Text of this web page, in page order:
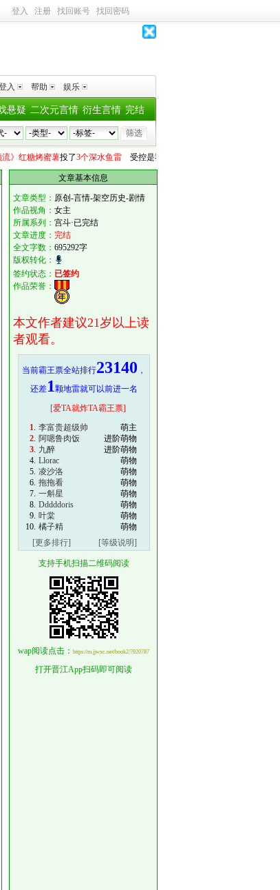
登入 注册 找回账号 找回密码
入 帮助 娱乐
完结
衍生言情
二次元言情
悬疑
糖烤蜜薯投了3个深水鱼雷 受控是我的光
文章基本信息
文章类型： 原创-言情-架空历史-剧情
作品视角： 女主
所属系列： 宫斗·已完结
文章进度： 完结
全文字数： 695292字
版权转化：
签约状态： 已签约
作品荣誉：
本文作者建议21岁以上读
者观看。
当前霸王票全站排行23140 ，
还差1颗地雷就可以前进一名
[爱TA就炸TA霸王票]
1. 李富贵超级帅
萌主
2. 阿嗯鲁肉饭
进阶萌物
3. 九醉
进阶萌物
4. Llorac
萌物
5. 凌沙洛
萌物
6. 拖拖看
萌物
7. 一斛星
萌物
8. Dddddoris
萌物
9. 叶棠
萌物
10. 橘子精
萌物
[更多排行]
[等级说明]
支持手机扫描二维码阅读
wap阅读点击： https://m.jjwxc.net/book2/7920787
打开晋江App扫码即可阅读